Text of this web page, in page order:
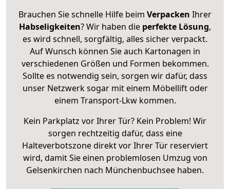
Brauchen Sie schnelle Hilfe beim Verpacken Ihrer
Habseligkeiten? Wir haben die perfekte Lösung,
es wird schnell, sorgfältig, alles sicher verpackt.
Auf Wunsch können Sie auch Kartonagen in
verschiedenen Größen und Formen bekommen.
Sollte es notwendig sein, sorgen wir dafür, dass
unser Netzwerk sogar mit einem Möbellift oder
einem Transport-Lkw kommen.
Kein Parkplatz vor Ihrer Tür? Kein Problem! Wir
sorgen rechtzeitig dafür, dass eine
Halteverbotszone direkt vor Ihrer Tür reserviert
wird, damit Sie einen problemlosen Umzug von
Gelsenkirchen nach Münchenbuchsee haben.